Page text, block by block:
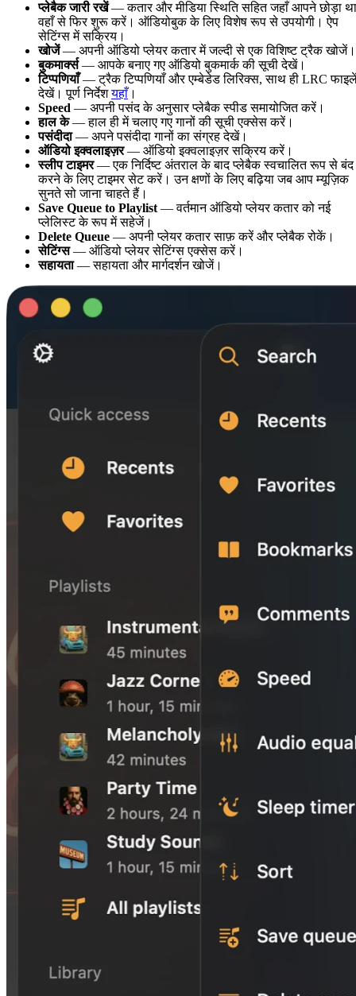
प्लेबैक जारी रखें— कतार और मीडिया स्थिति सहित जहाँ आपने छोड़ा था
वहाँ से फिर शुरू करें। ऑडियोबुक के लिए विशेष रूप से उपयोगी। ऐप
सेटिंग्स में सक्रिय।
खोजें— अपनी ऑडियो प्लेयर कतार में जल्दी से एक विशिष्ट ट्रैक खोजें।
बुकमार्क्स— आपके बनाए गए ऑडियो बुकमार्क की सूची देखें।
टिप्पणियाँ— ट्रैक टिप्पणियाँ और एम्बेडेड लिरिक्स, साथ ही LRC
देखें। पूर्ण निर्देशयहाँ।
Speed — अपनी पसंद के अनुसार प्लेबैक स्पीड समायोजित करें।
हाल के— हाल ही में चलाए गए गानों की सूची एक्सेस करें।
पसंदीदा— अपने पसंदीदा गानों का संग्रह देखें।
ऑडियो इक्वलाइज़र— ऑडियो इक्वलाइज़र सक्रिय करें।
स्लीप टाइमर— एक निर्दिष्ट अंतराल के बाद प्लेबैक स्वचालित रूप से बंद
करने के लिए टाइमर सेट करें। उन क्षणों के लिए बढ़िया जब आप म्यूज़िक
सुनते सो जाना चाहते हैं।
Save Queue to Playlist — वर्तमान ऑडियो प्लेयर कतार को नई
प्लेलिस्ट के रूप में सहेजें।
Delete Queue — अपनी प्लेयर कतार साफ़ करें और प्लेबैक रोकें।
सेटिंग्स— ऑडियो प्लेयर सेटिंग्स एक्सेस करें।
सहायता— सहायता और मार्गदर्शन खोजें।